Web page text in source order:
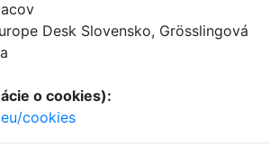
Desk Slovensko, Grösslingová
o cookies):
cookies